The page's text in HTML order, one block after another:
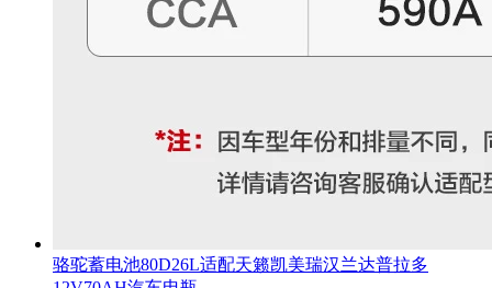
骆驼蓄电池80D26L适配天籁凯美瑞汉兰达普拉多